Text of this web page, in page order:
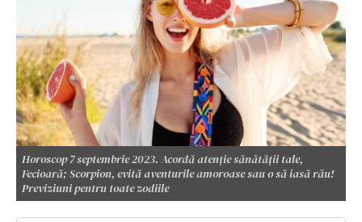
Horoscop 7 septembrie 2023. Acordă atenție sănătății tale,
Fecioară; Scorpion, evită aventurile amoroase sau o să iasă rău!
Previziuni pentru toate zodiile